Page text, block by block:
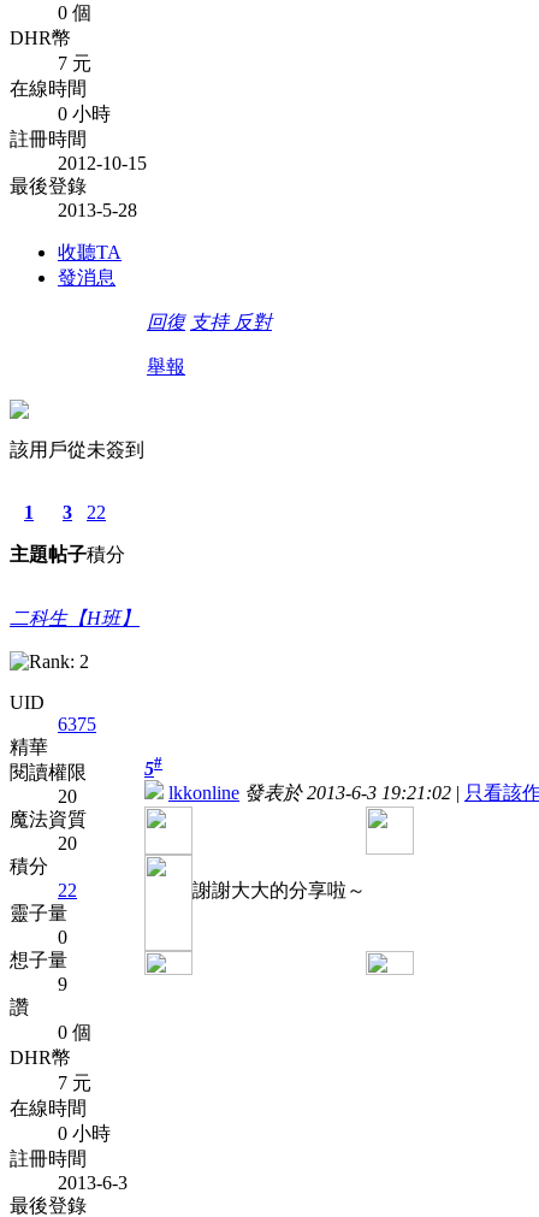
0 個
DHR幣
7 元
在線時間
0 小時
註冊時間
2012-10-15
最後登錄
2013-5-28
收聽TA
發消息
回復 支持 反對
舉報
該用戶從未簽到
1
主題
3
帖子
22
積分
二科生【H班】
UID
6375
精華
閱讀權限
20
魔法資質
20
積分
22
靈子量
0
想子量
9
讚
0 個
DHR幣
7 元
在線時間
0 小時
註冊時間
2013-6-3
最後登錄
5#
lkkonline 發表於 2013-6-3 19:21:02 | 只看該
謝謝大大的分享啦～